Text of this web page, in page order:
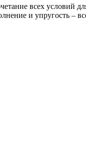
всех условий
и упругость –